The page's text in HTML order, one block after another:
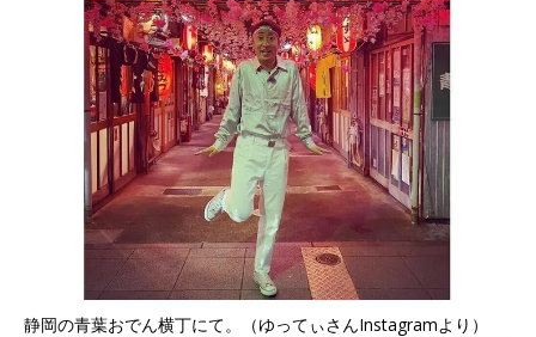
静岡の青葉おでん横丁にて。（ゆってぃさんInstagramより）